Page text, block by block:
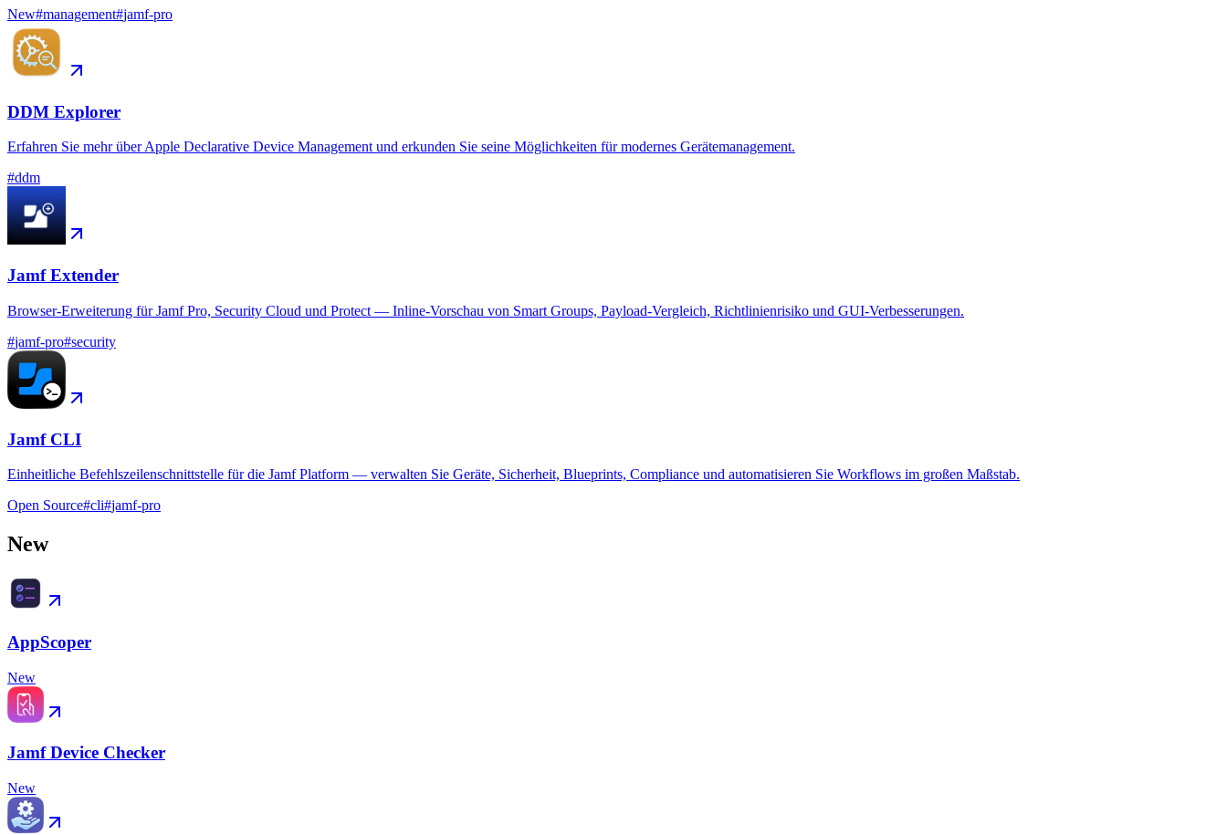
New#management#jamf-pro
DDM Explorer
Erfahren Sie mehr über Apple Declarative Device Management und erkunden Sie seine Möglichkeiten für modernes Gerätemanagement.
#ddm
Jamf Extender
Browser-Erweiterung für Jamf Pro, Security Cloud und Protect — Inline-Vorschau von Smart Groups, Payload-Vergleich, Richtlinienrisiko und GUI-Verbesserungen.
#jamf-pro#security
Jamf CLI
Einheitliche Befehlszeilenschnittstelle für die Jamf Platform — verwalten Sie Geräte, Sicherheit, Blueprints, Compliance und automatisieren Sie Workflows im großen Maßstab.
Open Source#cli#jamf-pro
New
AppScoper
New
Jamf Device Checker
New